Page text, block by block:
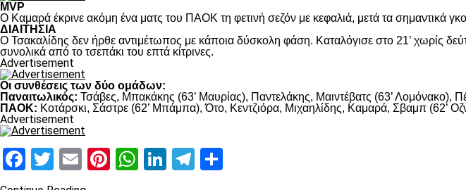
MVP
Ο Καμαρά έκρινε ακόμη ένα ματς του ΠΑΟΚ τη φετινή σεζόν με κεφαλιά, μετά τα σημαντικά
ΔΙΑΙΤΗΣΙΑ
Ο Τσακαλίδης δεν ήρθε αντιμέτωπος με κάποια δύσκολη φάση. Καταλόγισε στο 21’ χωρίς
συνολικά από το τσεπάκι του επτά κίτρινες.
Advertisement
Οι συνθέσεις των δύο ομάδων:
Παναιτωλικός: Τσάβες, Μπακάκης (63’ Μαυρίας), Παντελάκης, Μαιντέβατς (63’ Λομόνακο),
ΠΑΟΚ: Κοτάρσκι, Σάστρε (62’ Μπάμπα), Ότο, Κεντζιόρα, Μιχαηλίδης, Καμαρά, Σβαμπ (62’
Advertisement
Facebook
Twitter
EmailPinterest
WhatsApp
LinkedIn
Telegram